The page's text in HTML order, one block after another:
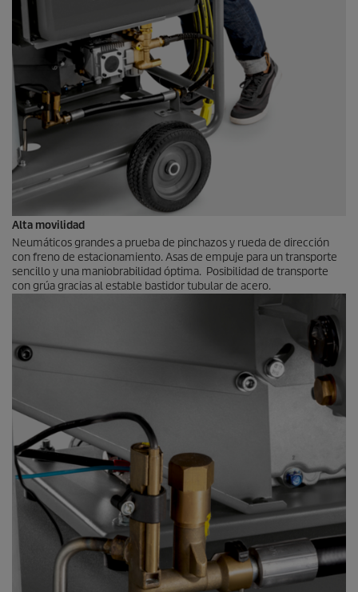
Alta movilidad
Neumáticos grandes a prueba de pinchazos y rueda de dirección
con freno de estacionamiento. Asas de empuje para un transporte
sencillo y una maniobrabilidad óptima. Posibilidad de transporte
con grúa gracias al estable bastidor tubular de acero.